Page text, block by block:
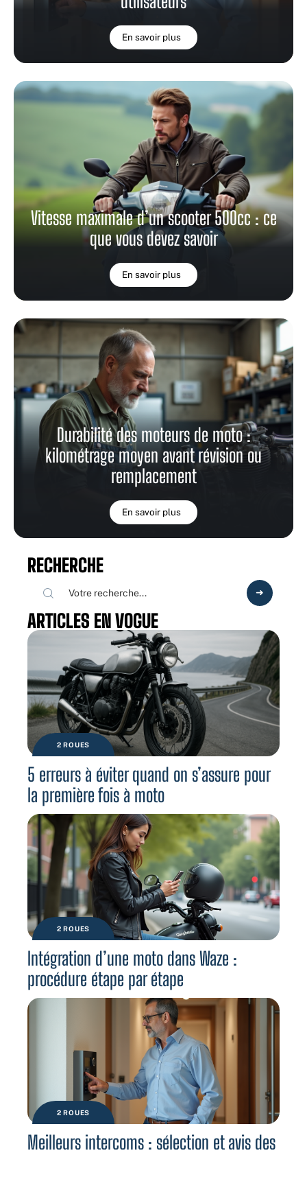
En savoir plus
Vitesse maximale d’un scooter 500cc : ce
que vous devez savoir
En savoir plus
Durabilité des moteurs de moto :
kilométrage moyen avant révision ou
remplacement
En savoir plus
RECHERCHE
ARTICLES EN VOGUE
2 ROUES
5 erreurs à éviter quand on s’assure pour
la première fois à moto
2 ROUES
Intégration d’une moto dans Waze :
procédure étape par étape
2 ROUES
Meilleurs intercoms : sélection et avis des